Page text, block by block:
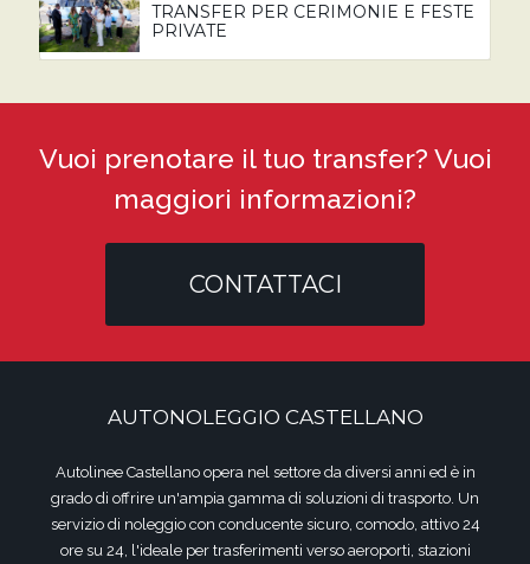
TRANSFER PER CERIMONIE E FESTE
PRIVATE
Vuoi prenotare il tuo transfer? Vuoi
maggiori informazioni?
CONTATTACI
AUTONOLEGGIO CASTELLANO
Autolinee Castellano opera nel settore da diversi anni ed è in
grado di offrire un'ampia gamma di soluzioni di trasporto. Un
servizio di noleggio con conducente sicuro, comodo, attivo 24
ore su 24, l'ideale per trasferimenti verso aeroporti, stazioni